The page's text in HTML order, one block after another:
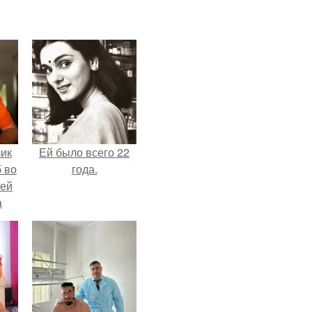
во
Ей было всего 22
года.